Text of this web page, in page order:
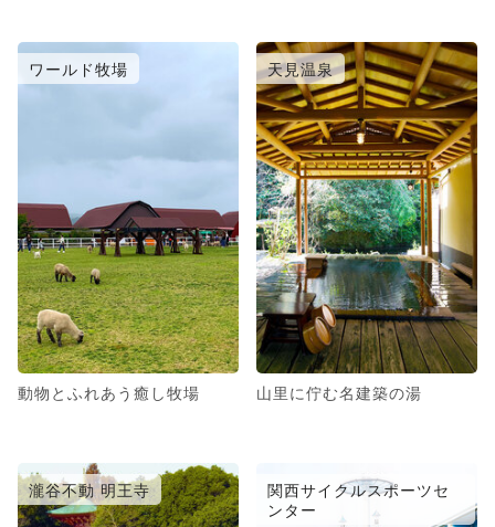
ワールド牧場
動物とふれあう癒し牧場
天見温泉
山里に佇む名建築の湯
瀧谷不動 明王寺
関西サイクルスポーツセ
ンター